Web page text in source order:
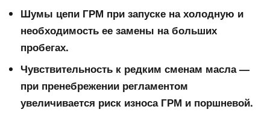
Шумы цепи ГРМ при запуске на холодную и
необходимость ее замены на больших
пробегах.
Чувствительность к редким сменам масла—
при пренебрежении регламентом
увеличивается риск износа ГРМ и поршневой.